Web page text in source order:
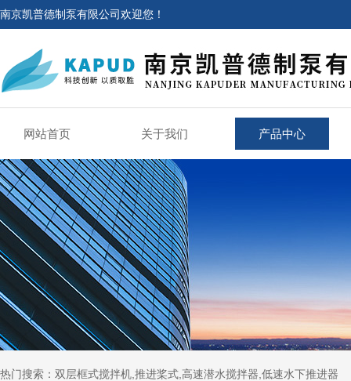
南京凯普德制泵有限公司欢迎您！
网站首页 关于我们 产品中心
热门搜索：双层框式搅拌机,推进桨式,高速潜水搅拌器,低速水下推进器